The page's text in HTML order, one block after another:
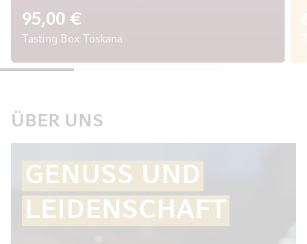
95,00 €
Tasting Box Toskana
ÜBER UNS
GENUSS UND
LEIDENSCHAFT